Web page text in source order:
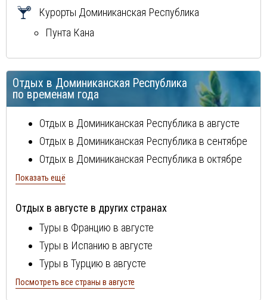
Курорты Доминиканская Республика
Пунта Кана
Отдых в Доминиканская Республика
по временам года
Отдых в Доминиканская Республика в августе
Отдых в Доминиканская Республика в сентябре
Отдых в Доминиканская Республика в октябре
Отдых в
Отдых вДоминиканская Республика
Отдых вДоминиканская Республика
Отдых вДоминиканская Республика
Отдых вДоминиканская Республика
Отдых вДоминиканская Республика
Показать ещё
Отдых в августе в других странах
Туры в Францию в августе
Туры в Испанию в августе
Туры в Турцию в августе
Туры в Болгарию в августе
Посмотреть все страны в августе